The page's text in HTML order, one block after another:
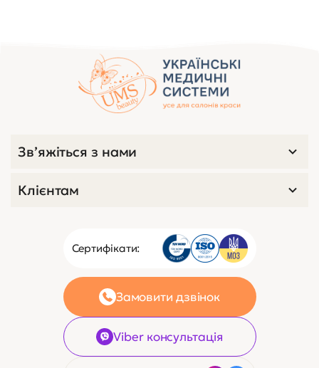
Сертифікати:
Замовити дзвінок
Viber консультація
Зв’яжіться з нами
Клієнтам